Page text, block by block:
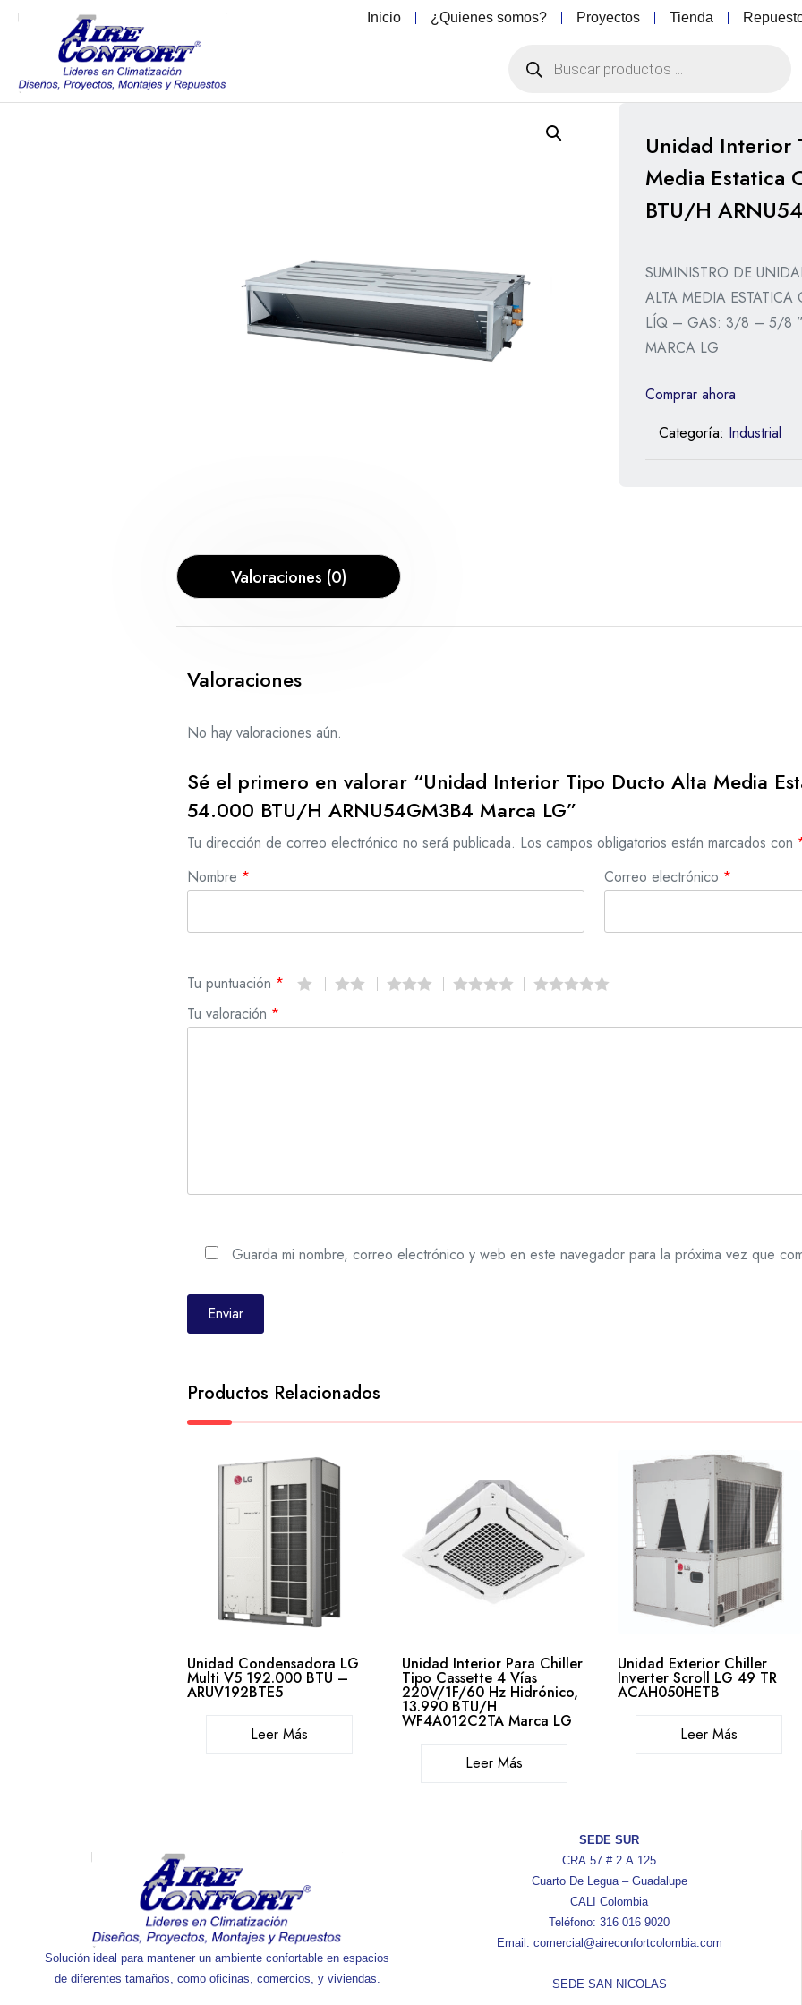
Inicio ¿Quienes somos? Proyectos Tienda
Unidad Interior
Media Estatica
BTU/H
SUMINISTRO DE
ALTA MEDIA
LÍQ – GAS: 3/8 – 5/8
MARCA LG
Comprar ahora
Categoría: Industrial
Valoraciones (0)
Valoraciones
No hay valoraciones aún.
Sé el primero en valorar “Unidad Interior Tipo Ducto Alta Media
54.000 BTU/H ARNU54GM3B4 Marca LG”
Tu dirección de correo electrónico no será publicada. Los campos obligatorios están marcados con
Nombre * Correo electrónico *
Tu puntuación *
Tu valoración *
Guarda mi nombre, correo electrónico y web en este navegador para la próxima vez que
Productos Relacionados
Unidad Condensadora LG
Multi V5 192.000 BTU –
ARUV192BTE5
Leer Más
Unidad Interior Para Chiller
Tipo Cassette 4 Vías
220V/1F/60 Hz Hidrónico,
13.990 BTU/H
WF4A012C2TA Marca LG
Leer Más
Unidad Exterior Chiller
Inverter Scroll LG 49 TR
ACAH050HETB
Leer Más
Solución ideal para mantener un ambiente confortable en espacios
de diferentes tamaños, como oficinas, comercios, y viviendas.
SEDE SUR
CRA 57 # 2 A 125
Cuarto De Legua – Guadalupe
CALI Colombia
Teléfono: 316 016 9020
Email: comercial@aireconfortcolombia.com
SEDE SAN NICOLAS